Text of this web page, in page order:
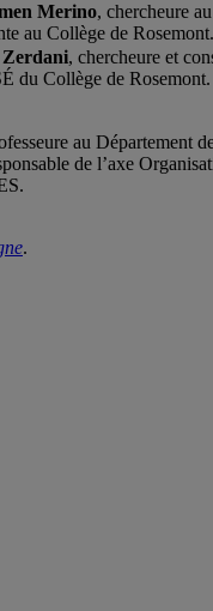
Merino, chercheure
au Collège de Rosemont.
Zerdani, chercheure et
du Collège de Rosemont.
au Département
de l’axe
.